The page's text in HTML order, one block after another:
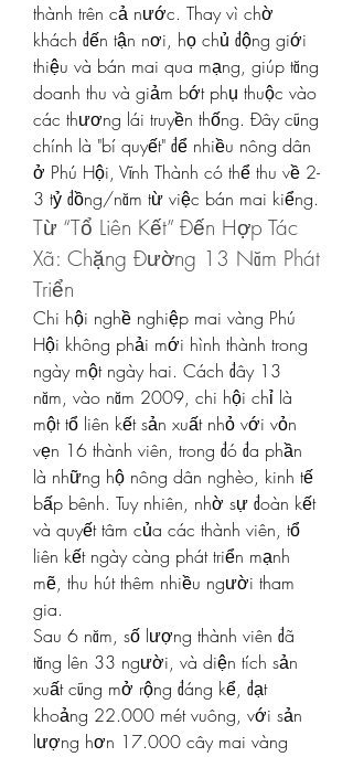
thành trên cả nước. Thay vì chờ
khách đến tận nơi, họ chủ động giới
thiệu và bán mai qua mạng, giúp tăng
doanh thu và giảm bớt phụ thuộc vào
các thương lái truyền thống. Đây cũng
chính là "bí quyết" để nhiều nông dân
ở Phú Hội, Vĩnh Thành có thể thu về 2-
3 tỷ đồng/năm từ việc bán mai kiểng.
Từ “Tổ Liên Kết” Đến Hợp Tác
Xã: Chặng Đường 13 Năm Phát
Triển
Chi hội nghề nghiệp mai vàng Phú
Hội không phải mới hình thành trong
ngày một ngày hai. Cách đây 13
năm, vào năm 2009, chi hội chỉ là
một tổ liên kết sản xuất nhỏ với vỏn
vẹn 16 thành viên, trong đó đa phần
là những hộ nông dân nghèo, kinh tế
bấp bênh. Tuy nhiên, nhờ sự đoàn kết
và quyết tâm của các thành viên, tổ
liên kết ngày càng phát triển mạnh
mẽ, thu hút thêm nhiều người tham
gia.
Sau 6 năm, số lượng thành viên đã
tăng lên 33 người, và diện tích sản
xuất cũng mở rộng đáng kể, đạt
khoảng 22.000 mét vuông, với sản
lượng hơn 17.000 cây mai vàng